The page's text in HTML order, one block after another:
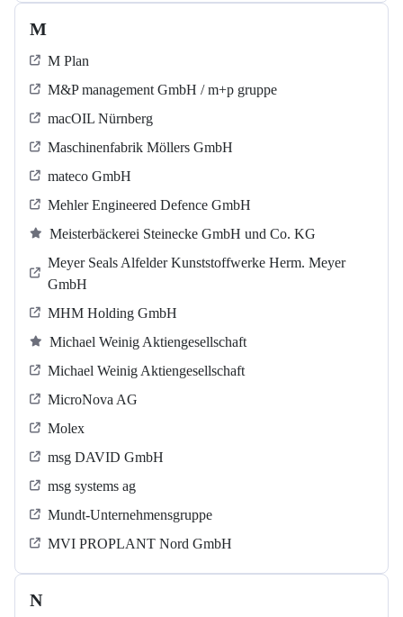
M
M Plan
M&P management GmbH / m+p gruppe
macOIL Nürnberg
Maschinenfabrik Möllers GmbH
mateco GmbH
Mehler Engineered Defence GmbH
Meisterbäckerei Steinecke GmbH und Co. KG
Meyer Seals Alfelder Kunststoffwerke Herm. Meyer
GmbH
MHM Holding GmbH
Michael Weinig Aktiengesellschaft
Michael Weinig Aktiengesellschaft
MicroNova AG
Molex
msg DAVID GmbH
msg systems ag
Mundt-Unternehmensgruppe
MVI PROPLANT Nord GmbH
N